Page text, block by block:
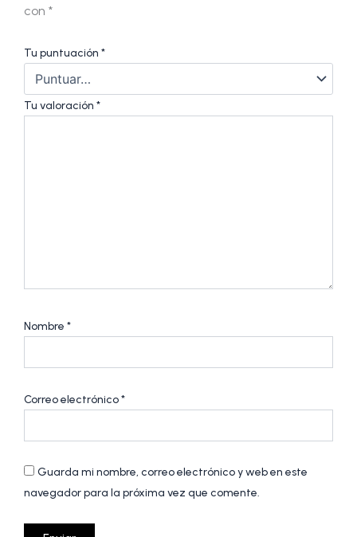
con *
Tu puntuación *
Tu valoración *
Nombre *
Correo electrónico*
Guarda mi nombre, correo electrónico y web en este
navegador para la próxima vez que comente.